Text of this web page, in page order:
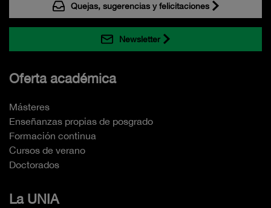
Quejas, sugerencias y felicitaciones
Newsletter
Oferta académica
Másteres
Enseñanzas propias de posgrado
Formación continua
Cursos de verano
Doctorados
La UNIA